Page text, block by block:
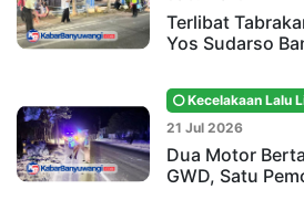
Terlibat
Yos Sudarso
Kecelakaan Lalu
21 Jul 2026
Dua Motor
GWD, Satu